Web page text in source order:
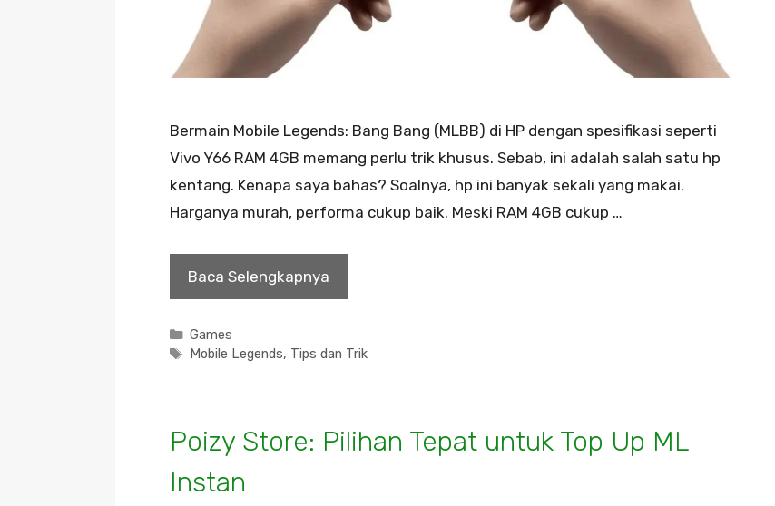
Bermain Mobile Legends: Bang Bang (MLBB) di HP dengan spesifikasi seperti
Vivo Y66 RAM 4GB memang perlu trik khusus. Sebab, ini adalah salah satu hp
kentang. Kenapa saya bahas? Soalnya, hp ini banyak sekali yang makai.
Harganya murah, performa cukup baik. Meski RAM 4GB cukup …
Baca Selengkapnya
Kategori
Games
Tag
Mobile Legends, Tips dan Trik
Poizy Store: Pilihan Tepat untuk Top Up ML
Instan